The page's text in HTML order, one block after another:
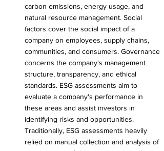
carbon emissions, energy usage, and
natural resource management. Social
factors cover the social impact of a
company on employees, supply chains,
communities, and consumers. Governance
concerns the company's management
structure, transparency, and ethical
standards. ESG assessments aim to
evaluate a company's performance in
these areas and assist investors in
identifying risks and opportunities.
Traditionally, ESG assessments heavily
relied on manual collection and analysis of